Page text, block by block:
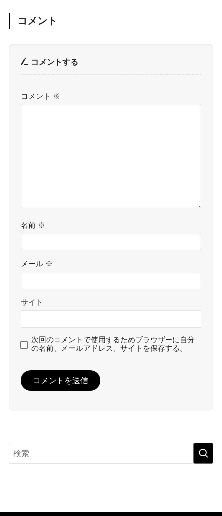
コメント
コメントする
コメント ※
名前 ※
メール ※
サイト
次回のコメントで使用するためブラウザーに自分
の名前、メールアドレス、サイトを保存する。